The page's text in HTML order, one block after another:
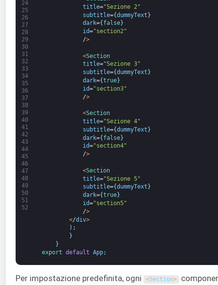
24
25
26
27
28
29
30
31
32
33
34
35
36
37
38
39
40
41
42
43
44
45
46
47
48
49
50
51
52
title="Sezione 2"
subtitle={dummyText}
dark={ false}
id="section2"
/>
<Section
title="Sezione 3"
subtitle={dummyText }
dark={true}
id="section3"
/>
<Section
title="Sezione 4"
subtitle={dummyText}
dark={false}
id="section4"
/>
<Section
title="Sezione 5"
subtitle={dummyText }
dark={true}
id="section5"
/>
</div>
) ;
}
}
export default App;
Per impostazione predefinita, ogni <Section>